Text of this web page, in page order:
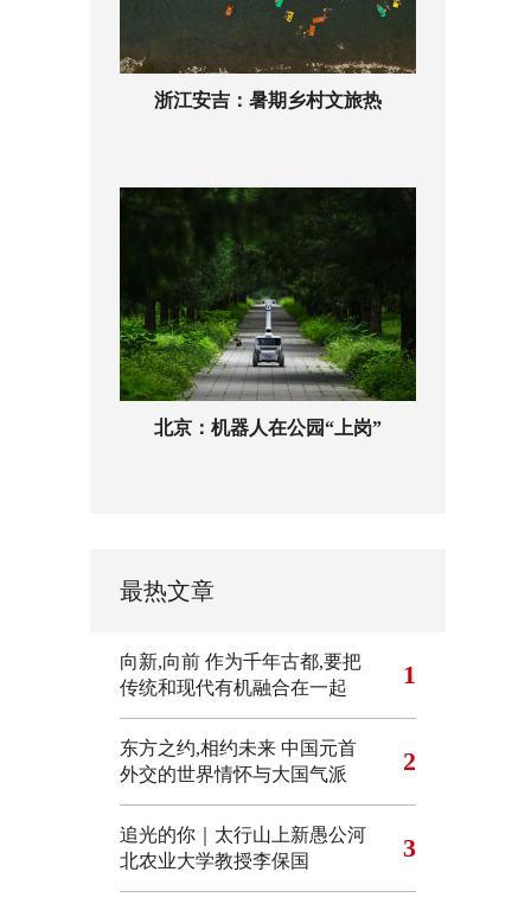
浙江安吉：暑期乡村文旅热
北京：机器人在公园“上岗”
最热文章
向新,向前 作为千年古都,要把
传统和现代有机融合在一起
1
东方之约,相约未来 中国元首
外交的世界情怀与大国气派
2
追光的你｜太行山上新愚公河
北农业大学教授李保国
3